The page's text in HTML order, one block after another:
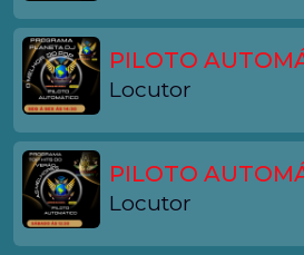
PILOTO
Locutor
PILOTO
Locutor